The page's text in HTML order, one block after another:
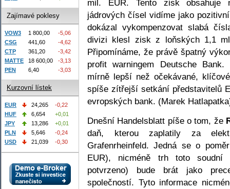
mil. EUR. Tento zisk obsahuje
jádrových čísel vidíme jako
dokázal vykompenzovat slabá
divizi klesl zisk z loňských 1,1
Připomínáme, že právě špatný
profit warningem Deutsche
mírně lepší než očekávané,
spíše zítřejší setkání představitelů
evropských bank. (Marek
Dnešní Handelsblatt píše o tom, že
daň, kterou zaplatily za
Grafenrheinfeld. Jedná se o
EUR), nicméně trh toto soudní
potvrzeno) bude brát jako
společností. Tyto informace
Zajímavé poklesy
VOW3 1 800,00
-5,06
CSG
441,60
-4,62
CTP
361,20
-3,42
MATTE
18 600,00
-3,13
PEN
6,40 -3,03
Kurzovní lístek
EUR 24,265
-0,22
HUF
6,654
+0,01
JPY
13,286
+0,01
PLN
5,646
-0,24
USD
21,039 -0,30